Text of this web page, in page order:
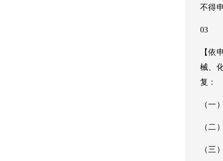
不得
03
【依
械、
复：
（一
（二
（三